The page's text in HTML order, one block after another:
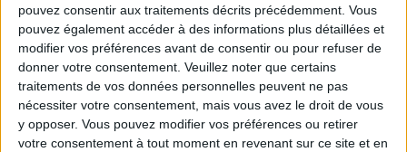
pouvez consentir aux traitements décrits précédemment. Vous
pouvez également accéder à des informations plus détaillées et
modifier vos préférences avant de consentir ou pour refuser de
donner votre consentement. Veuillez noter que certains
traitements de vos données personnelles peuvent ne pas
nécessiter votre consentement, mais vous avez le droit de vous
y opposer. Vous pouvez modifier vos préférences ou retirer
votre consentement à tout moment en revenant sur ce site et en
LES MEILLEURS HÔTELS POUR UN WEEK-END SPA ET GASTRONOMIE